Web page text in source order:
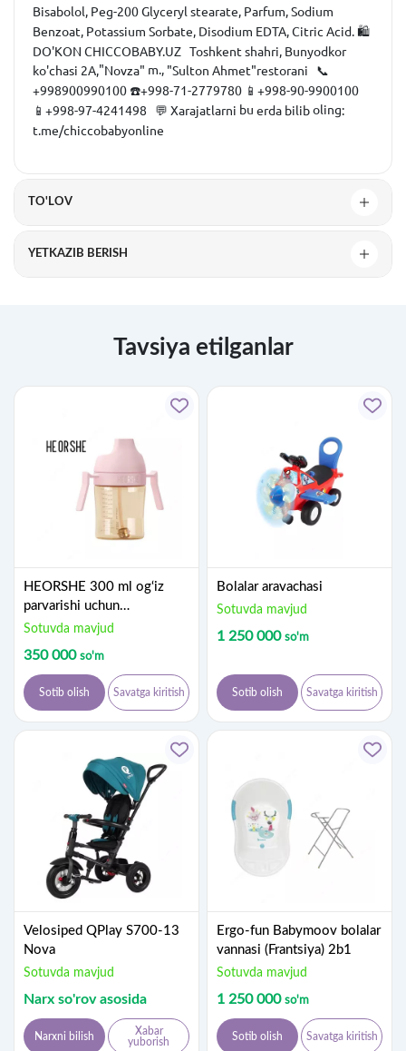
Bisabolol, Peg-200Glyceryl stearate, Parfum,Sodium
Benzoat, Potassium Sorbate, Disodium EDTA,Citric Acid. 🛍
DO'KON CHICCOBABY.UZ Toshkent shahri, Bunyodkor
ko'chasi 2A,"Novza" m., "Sulton Ahmet"restorani
📞
+998900990100 ☎️+998-71-2779780 📱+998-90-9900100
📱+998-97-4241498
💬 Xarajatlarni bu erda biliboling:
t.me/chiccobabyonline
TO'LOV
YETKAZIB BERISH
Tavsiya etilganlar
HEORSHE 300 ml og‘iz
parvarishi uchun
suvsizlantirmaydigan
Sotuvda mavjud
350 000 so'm
Sotib olish Savatga kiritish
Bolalar aravachasi
Sotuvda mavjud
1 250 000 so'm
Sotib olish Savatga kiritish
Velosiped QPlay S700-13
Nova
Sotuvda mavjud
Narx so'rov asosida
Narxni bilish
Xabar
yuborish
Ergo-fun Babymoov bolalar
vannasi (Frantsiya) 2b1
Sotuvda mavjud
1 250 000 so'm
Sotib olish Savatga kiritish